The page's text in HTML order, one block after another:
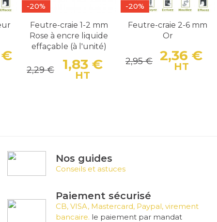
€
Prix de base
-20%
Feutre-craie 1-2 mm
Rose à encre liquide
effaçable (à l'unité)
1,83 €
HT
2,29 €
-20%
Feutre-craie 2-6 mm
Or
2,36 €
HT
2,95 €
Nos guides
Conseils et astuces
Paiement sécurisé
CB, VISA, Mastercard, Paypal, virement
bancaire. le paiement par mandat